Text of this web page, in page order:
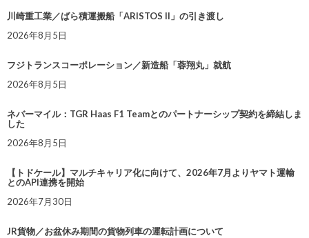
川崎重工業／ばら積運搬船「ARISTOS II」の引き渡し
2026年8月5日
フジトランスコーポレーション／新造船「蓉翔丸」就航
2026年8月5日
ネバーマイル：TGR Haas F1 Teamとのパートナーシップ契約を締結しま
した
2026年8月5日
【トドケール】マルチキャリア化に向けて、2026年7月よりヤマト運輸
とのAPI連携を開始
2026年7月30日
JR貨物／お盆休み期間の貨物列車の運転計画について